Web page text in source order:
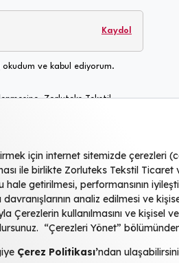
Kaydol
okudum ve kabul ediyorum.
Zorluteks Tekstil
ve yurtdışı ve/veya
üçüncü kişilerle paylaşılmasına